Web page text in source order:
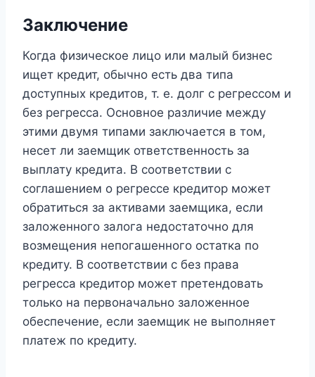
Заключение
Когда физическое лицо или малый бизнес
ищет кредит, обычно есть два типа
доступных кредитов, т. е. долг с регрессом и
без регресса. Основное различие между
этими двумя типами заключается в том,
несет ли заемщик ответственность за
выплату кредита. В соответствии с
соглашением о регрессе кредитор может
обратиться за активами заемщика, если
заложенного залога недостаточно для
возмещения непогашенного остатка по
кредиту. В соответствии с без права
регресса кредитор может претендовать
только на первоначально заложенное
обеспечение, если заемщик не выполняет
платеж по кредиту.